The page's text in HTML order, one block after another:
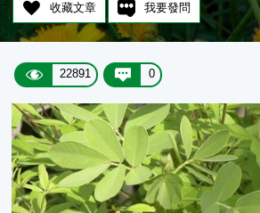
收藏文章 我要發問
22891 0